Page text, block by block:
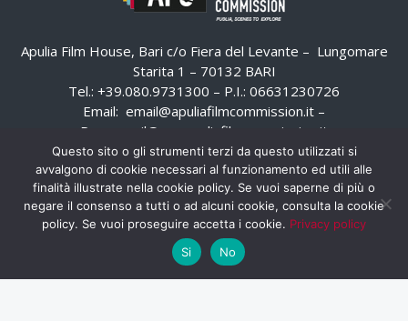
Apulia Film House, Bari c/o Fiera del Levante – Lungomare
Starita 1 – 70132 BARI
Tel.: +39.080.9731300 – P.I.: 06631230726
Email: email@apuliafilmcommission.it –
Pec:
email@pec.apuliafilmcommission.it
Questo sito o gli strumenti terzi da questo utilizzati si
avvalgono di cookie necessari al funzionamento ed utili alle
finalità illustrate nella cookie policy. Se vuoi saperne di più o
negare il consenso a tutti o ad alcuni cookie, consulta la cookie
policy. Se vuoi proseguire accetta i cookie. Privacy policy
Si
No